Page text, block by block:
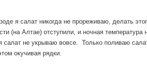
я салат никогда не прореживаю, делать
(на Алтае) отступили, и ночная температура
не укрываю вовсе. Только поливаю
окучивая рядки.